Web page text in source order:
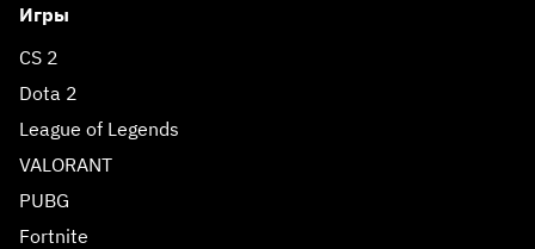
Игры
CS 2
Dota 2
League of Legends
VALORANT
PUBG
Fortnite